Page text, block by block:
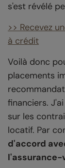
s'est révélé
>> Recevez
à crédit
Voilà donc
placements
financiers.
sur les
locatif. Par
d'accord
l'assurance-